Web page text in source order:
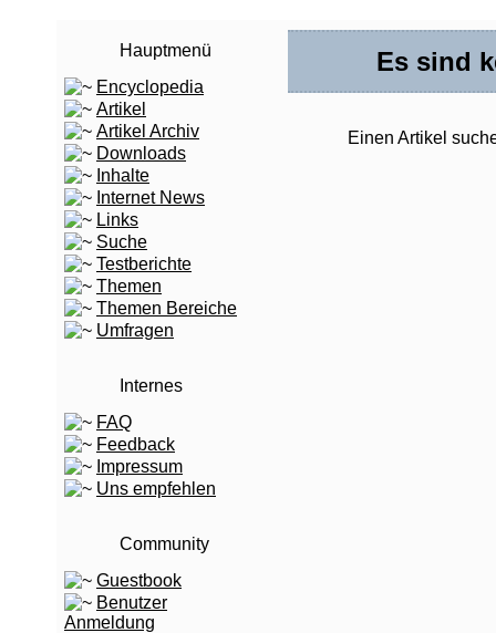
Hauptmenü
Encyclopedia
Artikel
Artikel Archiv
Downloads
Inhalte
Internet News
Links
Suche
Testberichte
Themen
Themen Bereiche
Umfragen
Internes
FAQ
Feedback
Impressum
Uns empfehlen
Community
Guestbook
Benutzer
Anmeldung
Es sind
Einen Artikel